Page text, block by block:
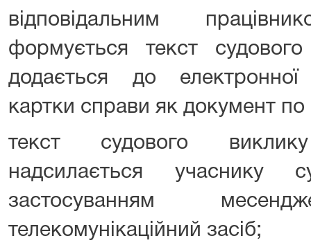
відповідальним
формується текст
додається до електронної
картки справи як документ по
текст судового
надсилається учаснику
застосуванням
телекомунікаційний засіб;